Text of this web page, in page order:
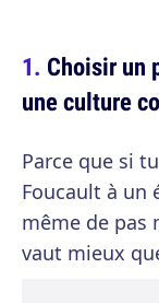
Choisir un
une culture
Parce que si
Foucault à un
même de pas
vaut mieux